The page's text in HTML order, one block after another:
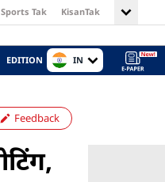
Sports Tak KisanTak
EDITION IN
Feedback